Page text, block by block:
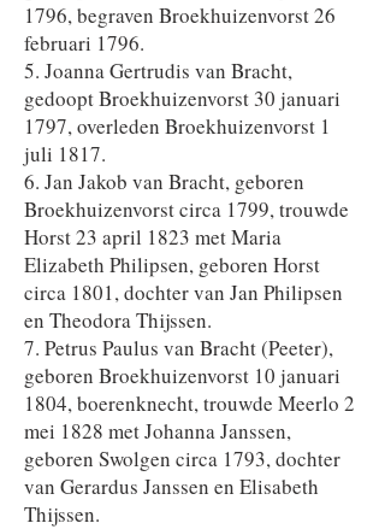
1796, begraven Broekhuizenvorst 26
februari 1796.
5. Joanna Gertrudis van Bracht,
gedoopt Broekhuizenvorst 30 januari
1797, overleden Broekhuizenvorst 1
juli 1817.
6. Jan Jakob van Bracht, geboren
Broekhuizenvorst circa 1799, trouwde
Horst 23 april 1823 met Maria
Elizabeth Philipsen, geboren Horst
circa 1801, dochter van Jan Philipsen
en Theodora Thijssen.
7. Petrus Paulus van Bracht (Peeter),
geboren Broekhuizenvorst 10 januari
1804, boerenknecht, trouwde Meerlo 2
mei 1828 met Johanna Janssen,
geboren Swolgen circa 1793, dochter
van Gerardus Janssen en Elisabeth
Thijssen.